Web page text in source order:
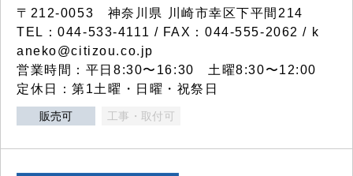
〒212-0053 神奈川県 川崎市幸区下平間214
TEL：044-533-4111 / FAX：044-555-2062 / k
aneko@citizou.co.jp
営業時間：平日8:30〜16:30 土曜8:30〜12:00
定休日：第1土曜・日曜・祝祭日
販売可 工事・取付可